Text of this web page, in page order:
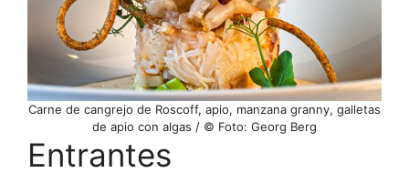
Carne de cangrejo de Roscoff, apio, manzana granny, galletas
de apio con algas / © Foto: Georg Berg
Entrantes